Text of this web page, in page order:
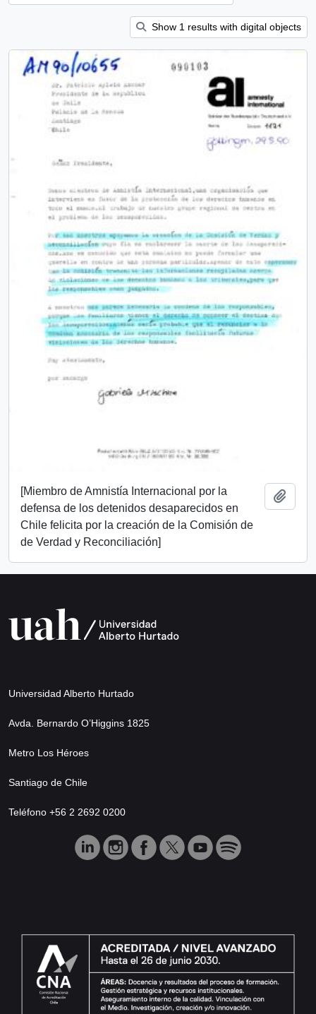
Show 1 results with digital objects
[Miembro de Amnistía Internacional por la
defensa de los detenidos desaparecidos en
Chile felicita por la creación de la Comisión de
de Verdad y Reconciliación]
Universidad Alberto Hurtado
Avda. Bernardo O’Higgins 1825
Metro Los Héroes
Santiago de Chile
Teléfono +56 2 2692 0200